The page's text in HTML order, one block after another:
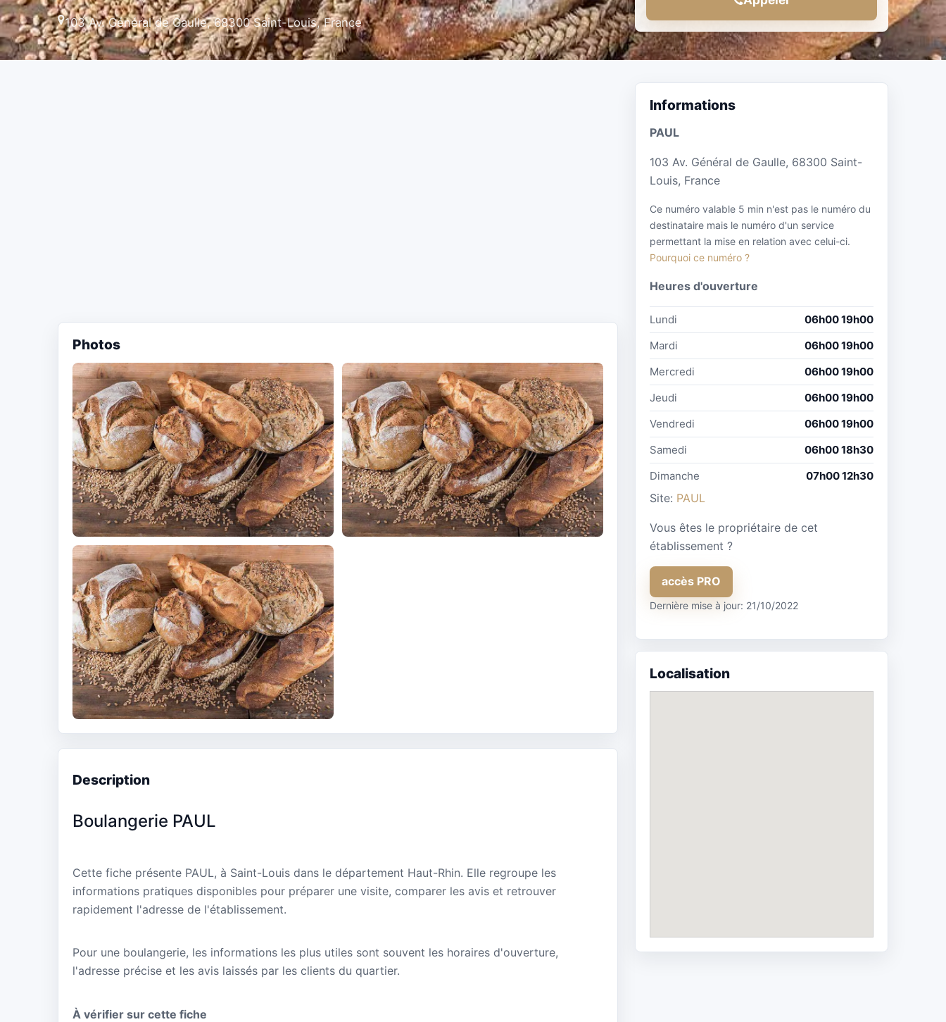
103 Av. Général de Gaulle, 68300 Saint-Louis, France
Photos
Description
Boulangerie PAUL
Cette fiche présente PAUL, à Saint-Louis dans le département Haut-Rhin. Elle regroupe les
informations pratiques disponibles pour préparer une visite, comparer les avis et retrouver
rapidement l'adresse de l'établissement.
Pour une boulangerie, les informations les plus utiles sont souvent les horaires d'ouverture,
l'adresse précise et les avis laissés par les clients du quartier.
À vérifier sur cette fiche
Informations
PAUL
103 Av. Général de Gaulle, 68300 Saint-
Louis, France
Ce numéro valable 5 min n'est pas le numéro du
destinataire mais le numéro d'un service
permettant la mise en relation avec celui-ci.
Pourquoi ce numéro ?
Heures d'ouverture
Lundi
06h00 19h00
Mardi
06h00 19h00
Mercredi
06h00 19h00
Jeudi
06h00 19h00
Vendredi
06h00 19h00
Samedi
06h00 18h30
Dimanche
07h00 12h30
Site: PAUL
Vous êtes le propriétaire de cet
établissement ?
accès PRO
Dernière mise à jour: 21/10/2022
Localisation